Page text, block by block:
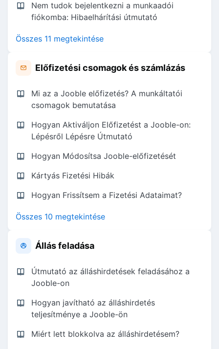
Nem tudok bejelentkezni a munkaadói
fiókomba: Hibaelhárítási útmutató
Összes 11 megtekintése
Előfizetési csomagok és számlázás
Mi az a Jooble előfizetés? A munkáltatói
csomagok bemutatása
Hogyan Aktiváljon Előfizetést a Jooble-on:
Lépésről Lépésre Útmutató
Hogyan Módosítsa Jooble-előfizetését
Kártyás Fizetési Hibák
Hogyan Frissítsem a Fizetési Adataimat?
Összes 10 megtekintése
Állás feladása
Útmutató az álláshirdetések feladásához a
Jooble-on
Hogyan javítható az álláshirdetés
teljesítménye a Jooble-ön
Miért lett blokkolva az álláshirdetésem?